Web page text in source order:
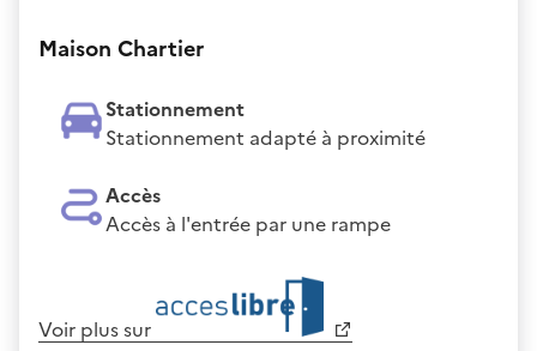
Maison Chartier
Stationnement
Stationnement adapté à proximité
Accès
Accès à l'entrée par une rampe
Voir plus sur